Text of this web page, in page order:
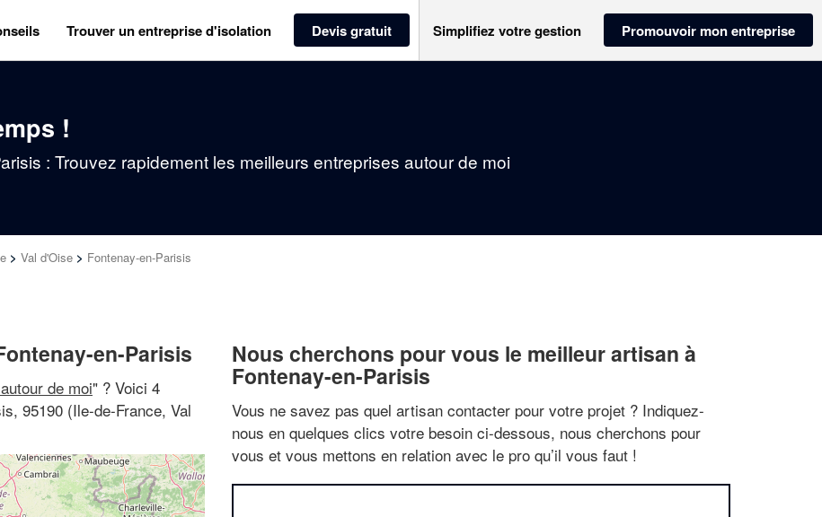
Trouver un entreprise d'isolation Devis gratuit Simplifiez votre gestion Promouvoir mon entreprise
!
: Trouvez rapidement les meilleurs entreprises autour de moi
> Val d'Oise > Fontenay-en-Parisis
en-Parisis
de moi" ? Voici 4
95190 (Ile-de-France, Val
Nous cherchons pour vous le meilleur artisan à
Fontenay-en-Parisis
Vous ne savez pas quel artisan contacter pour votre projet ? Indiquez-
nous en quelques clics votre besoin ci-dessous, nous cherchons pour
vous et vous mettons en relation avec le pro qu’il vous faut !